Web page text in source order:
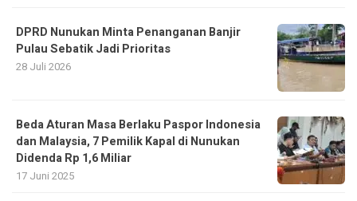
DPRD Nunukan Minta Penanganan Banjir
Pulau Sebatik Jadi Prioritas
28 Juli 2026
Beda Aturan Masa Berlaku Paspor Indonesia
dan Malaysia, 7 Pemilik Kapal di Nunukan
Didenda Rp 1,6 Miliar
17 Juni 2025